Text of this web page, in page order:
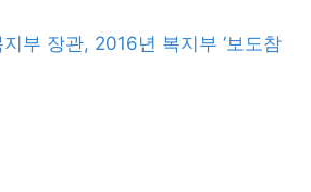
부 장관, 2016년 복지부 ‘보도참